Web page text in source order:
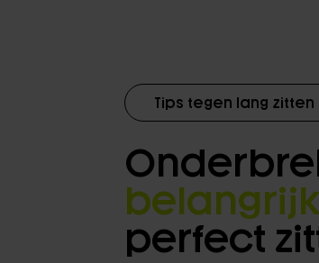
Tips tegen lang zitten
perfect